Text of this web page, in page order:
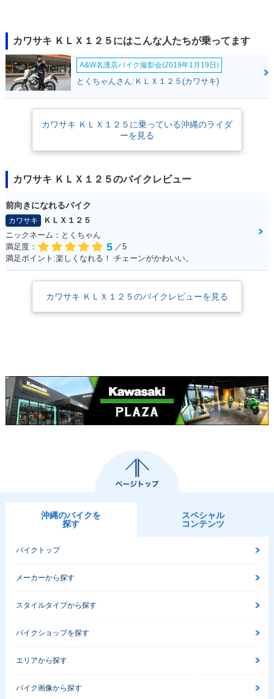
カワサキ ＫＬＸ１２５にはこんな人たちが乗ってます
A&W名護店バイク撮影会(2019年1月19日)
とくちゃんさん:ＫＬＸ１２５(カワサキ)
カワサキ ＫＬＸ１２５に乗っている沖縄のライダ
ーを見る
カワサキ ＫＬＸ１２５のバイクレビュー
前向きになれるバイク
カワサキ
ＫＬＸ１２５
ニックネーム：とくちゃん
満足度：
5 ／5
満足ポイント:楽しくなれる！ チェーンがかわいい。
カワサキ ＫＬＸ１２５のバイクレビューを見る
沖縄のバイクを
探す
スペシャル
コンテンツ
バイクトップ
メーカーから探す
スタイルタイプから探す
バイクショップを探す
エリアから探す
バイク画像から探す